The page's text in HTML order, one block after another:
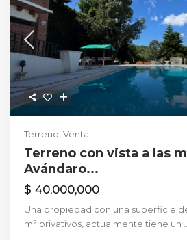
Terreno ,Venta
Terreno con vista a las
Avándaro...
$ 40,000,000
Una propiedad con una superficie
m² privativos, actualmente tiene un